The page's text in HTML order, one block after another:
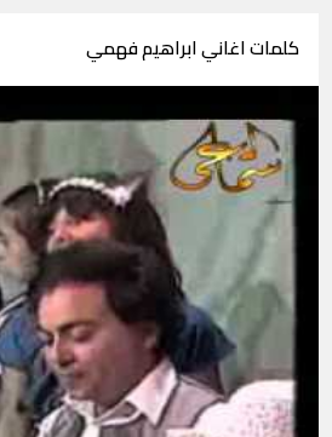
كلمات اغاني ابراهيم فهمي